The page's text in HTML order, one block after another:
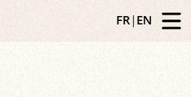
FR|EN